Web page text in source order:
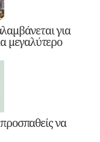
για
μεγαλύτερο
να